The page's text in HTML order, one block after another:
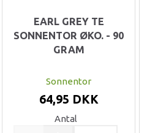
EARL GREY TE
SONNENTOR ØKO. - 90
GRAM
Sonnentor
64,95 DKK
Antal